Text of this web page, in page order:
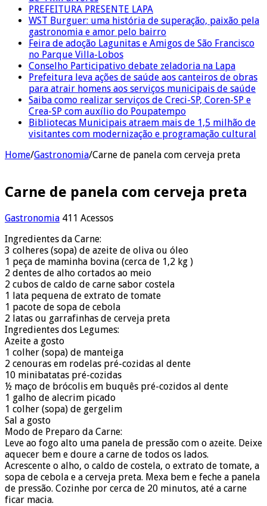
PREFEITURA PRESENTE LAPA
WST Burguer: uma história de superação, paixão pela
gastronomia e amor pelo bairro
Feira de adoção Lagunitas e Amigos de São Francisco
no Parque Villa-Lobos
Conselho Participativo debate zeladoria na Lapa
Prefeitura leva ações de saúde aos canteiros de obras
para atrair homens aos serviços municipais de saúde
Saiba como realizar serviços de Creci-SP, Coren-SP e
Crea-SP com auxílio do Poupatempo
Bibliotecas Municipais atraem mais de 1,5 milhão de
visitantes com modernização e programação cultural
Home/Gastronomia/Carne de panela com cerveja preta
Carne de panela com cerveja preta
Gastronomia 411 Acessos
Ingredientes da Carne:
3 colheres (sopa) de azeite de oliva ou óleo
1 peça de maminha bovina (cerca de 1,2 kg )
2 dentes de alho cortados ao meio
2 cubos de caldo de carne sabor costela
1 lata pequena de extrato de tomate
1 pacote de sopa de cebola
2 latas ou garrafinhas de cerveja preta
Ingredientes dos Legumes:
Azeite a gosto
1 colher (sopa) de manteiga
2 cenouras em rodelas pré-cozidas al dente
10 minibatatas pré-cozidas
½ maço de brócolis em buquês pré-cozidos al dente
1 galho de alecrim picado
1 colher (sopa) de gergelim
Sal a gosto
Modo de Preparo da Carne:
Leve ao fogo alto uma panela de pressão com o azeite. Deixe
aquecer bem e doure a carne de todos os lados.
Acrescente o alho, o caldo de costela, o extrato de tomate, a
sopa de cebola e a cerveja preta. Mexa bem e feche a panela
de pressão. Cozinhe por cerca de 20 minutos, até a carne
ficar macia.